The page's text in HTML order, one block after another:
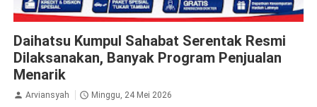
Daihatsu Kumpul Sahabat Serentak Resmi
Dilaksanakan, Banyak Program Penjualan
Menarik
Arviansyah Minggu, 24 Mei 2026